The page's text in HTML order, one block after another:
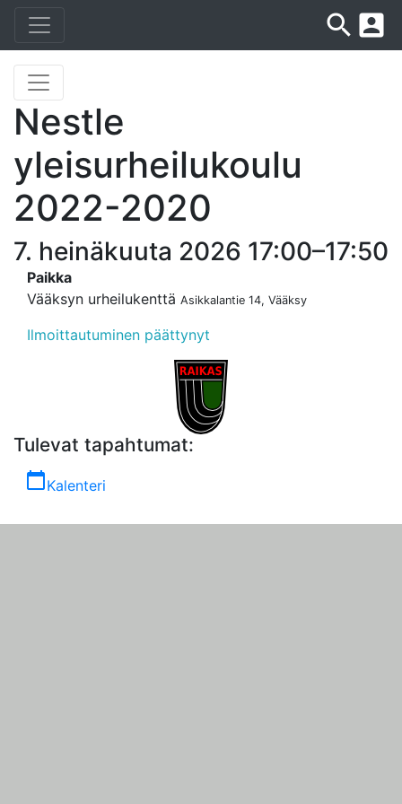
search account_box
Nestle
yleisurheilukoulu
2022-2020
7. heinäkuuta 2026 17:00–17:50
Paikka
Vääksyn urheilukenttä Asikkalantie 14, Vääksy
Ilmoittautuminen päättynyt
Tulevat tapahtumat:
calendar_todayKalenteri